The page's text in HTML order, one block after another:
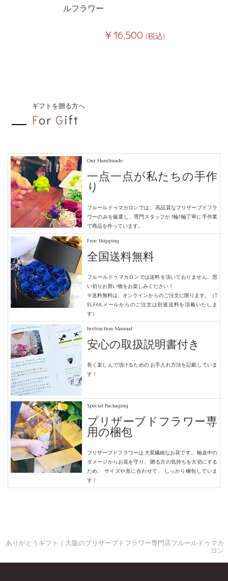
ルフラワー
￥16,500 (税込)
ギフトを贈る方へ
For Gift
Our Handmade
一点一点が私たちの手作
り
フルールドゥマカロンでは、
高品質なプリザーブドフラ
ワーのみを厳選し、専門スタッフが 1輪1輪丁寧に手作業
で商品を作っています。
Free Shipping
全国送料無料
フルールドゥマカロンでは送料を頂いておりません。 思
い切りお買い物をお楽しみください！
※送料無料は、オンラインからのご注文に限ります。（T
EL,FAX,メールからのご注文は別途送料を頂戴いたしま
す）
Instruction Manual
安心の取扱説明書付き
長く楽しんで頂けるためのお手入れ方法を記載していま
す！
Special Packaging
プリザーブドフラワー専
用の梱包
プリザーブドフラワーは 大変繊細なお花です。
輸送中の
ダメージからお花を守り、
贈る方の気持ちを大切にする
ため、
サイズや形に合わせて、
しっかり梱包していま
す！
ありがとうギフト｜大阪のプリザーブドフラワー専門店フルールドゥマカ
ロン